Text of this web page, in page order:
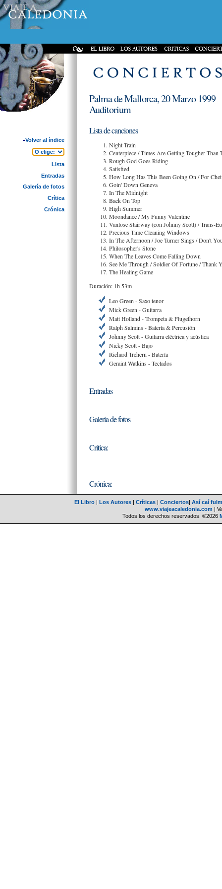
Volver al índice
Lista
Entradas
Galería de fotos
Crítica
Crónica
Palma de Mallorca, 20 Marzo 1999
Auditorium
Lista de canciones
Night Train
Centerpiece / Times Are Getting Tougher Than
Rough God Goes Riding
Satisfied
How Long Has This Been Going On / For
Goin' Down Geneva
In The Midnight
Back On Top
High Summer
Moondance / My Funny Valentine
Vanlose Stairway (con Johnny Scott) / Trans-
Precious Time Cleaning Windows
In The Afternoon / Joe Turner Sings / Don't
Philosopher's Stone
When The Leaves Come Falling Down
See Me Through / Soldier Of Fortune /
The Healing Game
Duración: 1h 53m
Leo Green - Saxo tenor
Mick Green - Guitarra
Matt Holland - Trompeta & Flugelhorn
Ralph Salmins - Batería & Percusión
Johnny Scott - Guitarra eléctrica y acústica
Nicky Scott - Bajo
Richard Trehern - Batería
Geraint Watkins - Teclados
Entradas
Galería de fotos
Crítica:
Crónica:
El Libro | Los Autores | Críticas | Conciertos| Así caí
www.viajeacaledonia.com |
Todos los derechos reservados. ©2026